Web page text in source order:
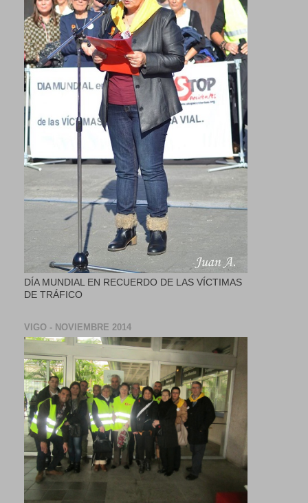
DÍA MUNDIAL EN RECUERDO DE LAS VÍCTIMAS
DE TRÁFICO
VIGO - NOVIEMBRE 2014